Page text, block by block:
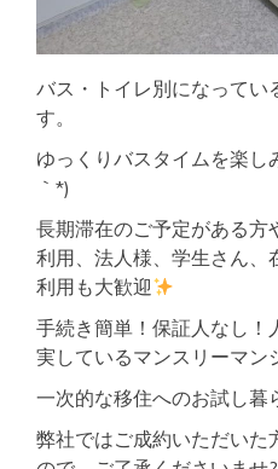
バス・トイレ別になってい
す。
ゆっくりバスタイムを楽
｀*)
長期滞在のご予定がある方
利用、法人様、学生さん、
利用も大歓迎
手続き簡単！保証人なし！
実しているマンスリーマン
一次的な移住へのお試し暮
弊社ではご成約いただいた